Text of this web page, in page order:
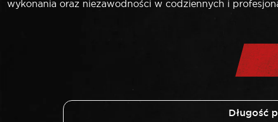
wykonania oraz niezawodności w codziennych i
Długość